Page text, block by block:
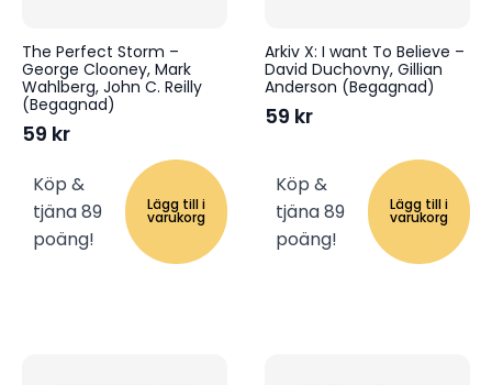
The Perfect Storm –
George Clooney, Mark
Wahlberg, John C. Reilly
(Begagnad)
59 kr
Köp &
tjäna 89
poäng!
Lägg till i
varukorg
Arkiv X: I want To Believe –
David Duchovny, Gillian
Anderson (Begagnad)
59 kr
Köp &
tjäna 89
poäng!
Lägg till i
varukorg